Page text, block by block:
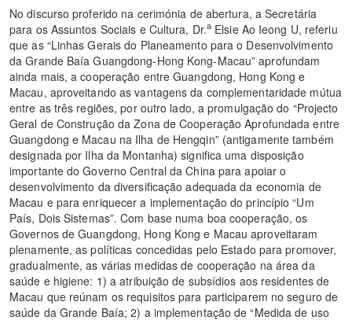
No discurso proferido na cerimónia de abertura, a Secretária
para os Assuntos Sociais e Cultura, Dr.a Elsie Ao Ieong U, referiu
que as “Linhas Gerais do Planeamento para o Desenvolvimento
da Grande Baía Guangdong-Hong Kong-Macau” aprofundam
ainda mais, a cooperação entre Guangdong, Hong Kong e
Macau, aproveitando as vantagens da complementaridade mútua
entre as três regiões, por outro lado, a promulgação do “Projecto
Geral de Construção da Zona de Cooperação Aprofundada entre
Guangdong e Macau na Ilha de Hengqin” (antigamente também
designada por Ilha da Montanha) significa uma disposição
importante do Governo Central da China para apoiar o
desenvolvimento da diversificação adequada da economia de
Macau e para enriquecer a implementação do princípio “Um
País, Dois Sistemas”. Com base numa boa cooperação, os
Governos de Guangdong, Hong Kong e Macau aproveitaram
plenamente, as políticas concedidas pelo Estado para promover,
gradualmente, as várias medidas de cooperação na área da
saúde e higiene: 1) a atribuição de subsídios aos residentes de
Macau que reúnam os requisitos para participarem no seguro de
saúde da Grande Baía; 2) a implementação de “Medida de uso